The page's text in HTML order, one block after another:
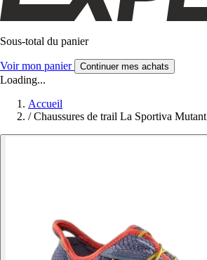
Sous-total du panier
Voir mon panier Continuer mes achats
Loading...
Accueil
/ Chaussures de trail La Sportiva Mutant